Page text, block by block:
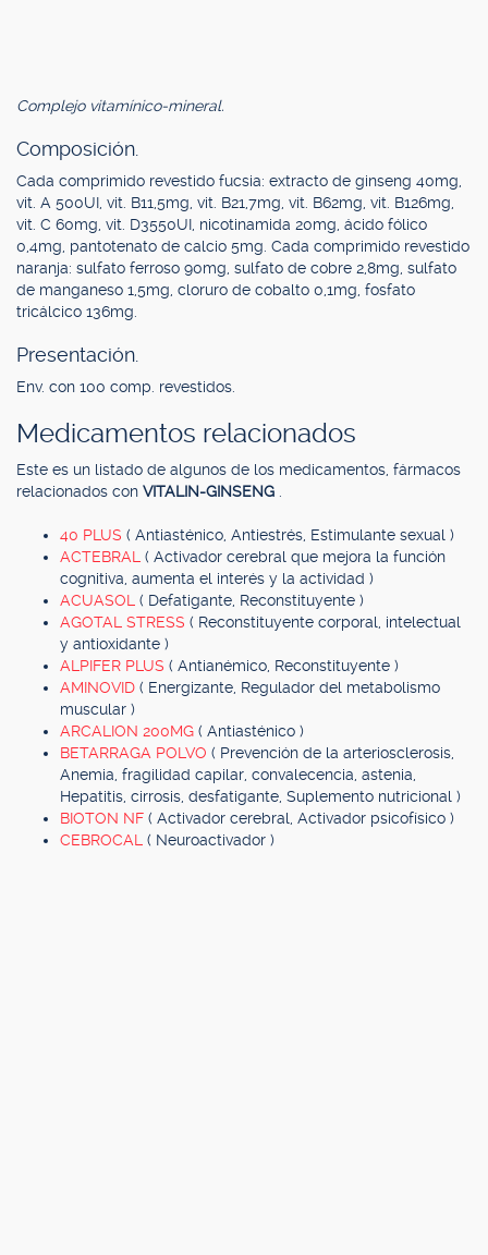
Complejo vitamínico-mineral.
Composición.
Cada comprimido revestido fucsia: extracto de ginseng 40mg,
vit. A 500UI, vit. B11,5mg, vit. B21,7mg, vit. B62mg, vit. B126mg,
vit. C 60mg, vit. D3550UI, nicotinamida 20mg, ácido fólico
0,4mg, pantotenato de calcio 5mg. Cada comprimido revestido
naranja: sulfato ferroso 90mg, sulfato de cobre 2,8mg, sulfato
de manganeso 1,5mg, cloruro de cobalto 0,1mg, fosfato
tricálcico 136mg.
Presentación.
Env. con 100 comp. revestidos.
Medicamentos relacionados
Este es un listado de algunos de los medicamentos, fármacos
relacionados con VITALIN-GINSENG
40 PLUS ( Antiasténico, Antiestrés, Estimulante sexual )
ACTEBRAL ( Activador cerebral que mejora la función
cognitiva, aumenta el interés y la actividad )
ACUASOL ( Defatigante, Reconstituyente )
AGOTAL STRESS ( Reconstituyente corporal, intelectual
y antioxidante )
ALPIFER PLUS ( Antianémico, Reconstituyente )
AMINOVID ( Energizante, Regulador del metabolismo
muscular )
ARCALION 200MG ( Antiasténico )
BETARRAGA POLVO ( Prevención de la arteriosclerosis,
Anemia, fragilidad capilar, convalecencia, astenia,
Hepatitis, cirrosis, desfatigante, Suplemento nutricional )
BIOTON NF ( Activador cerebral, Activador psicofísico )
CEBROCAL ( Neuroactivador )